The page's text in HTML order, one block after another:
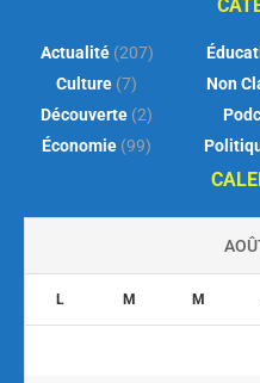
Actualité(207)
Culture (7)
Découverte (2)
Économie (99)
Non
L M M